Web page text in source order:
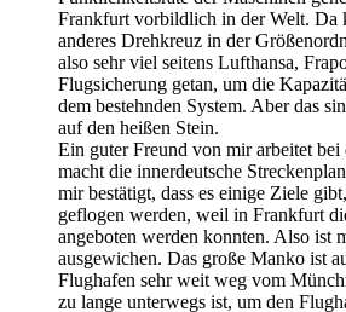
Frankfurt vorbildlich in der Welt. Da
anderes Drehkreuz in der
also sehr viel seitens Lufthansa,
Flugsicherung getan, um die
dem bestehnden System. Aber das
auf den heißen Stein.
Ein guter Freund von mir arbeitet bei
macht die innerdeutsche
mir bestätigt, dass es einige Ziele
geflogen werden, weil in Frankfurt
angeboten werden konnten. Also ist
ausgewichen. Das große Manko ist
Flughafen sehr weit weg vom
zu lange unterwegs ist, um den